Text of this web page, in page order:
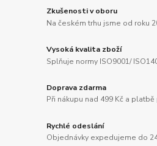
Zkušenosti v oboru
Na českém trhu jsme od roku
Vysoká kvalita zboží
Splňuje normy ISO9001/
Doprava zdarma
Při nákupu nad 499 Kč a
Rychlé odeslání
Objednávky expedujeme do